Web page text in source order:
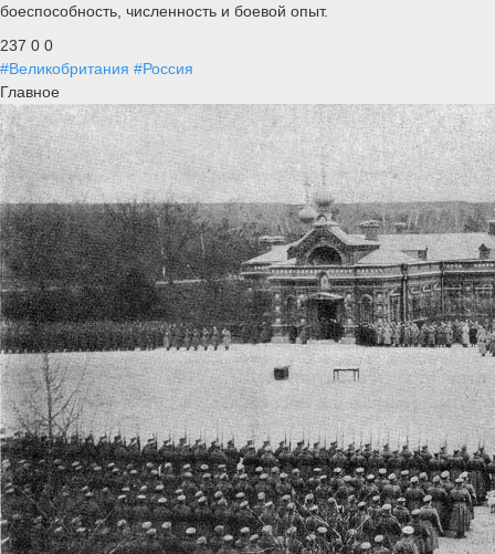
боеспособность, численность и боевой опыт.
237 0 0
#Великобритания #Россия
Главное